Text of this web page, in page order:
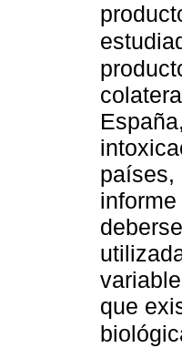
países,
que